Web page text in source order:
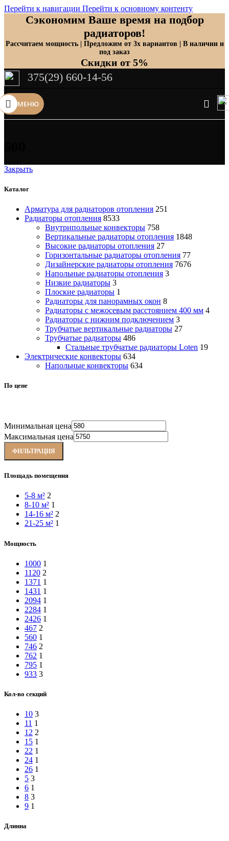
Перейти к навигации Перейти к основному контенту
Сэкономим Ваше время на подбор
радиаторов!
Рассчитаем мощность | Предложим от 3х вариантов | В наличии и
под заказ
Скидки от 5%
375(29) 660-14-56
МЕНЮ
Закрыть
Каталог
Арматура для радиаторов отопления 251
Радиаторы отопления 8533
Внутрипольные конвекторы 758
Вертикальные радиаторы отопления 1848
Высокие радиаторы отопления 27
Горизонтальные радиаторы отопления 77
Дизайнерские радиаторы отопления 7676
Напольные радиаторы отопления 3
Низкие радиаторы 3
Плоские радиаторы 1
Радиаторы для панорамных окон 8
Радиаторы с межосевым расстоянием 400 мм 4
Радиаторы с нижним подключением 3
Трубчатые вертикальные радиаторы 27
Трубчатые радиаторы 486
Cтальные трубчатые радиаторы Loten 19
Электрические конвекторы 634
Напольные конвекторы 634
По цене
Минимальная цена
Максимальная цена
ФИЛЬТРАЦИЯ
Площадь помещения
5-8 м² 2
8-10 м² 1
14-16 м² 2
21-25 м² 1
Мощность
1000 1
1120 2
1371 1
1431 1
2094 1
2284 1
2426 1
467 2
560 1
746 2
762 1
795 1
933 3
Кол-во секций
10 3
11 1
12 2
15 1
22 1
24 1
26 1
5 3
6 1
8 3
9 1
Длинна